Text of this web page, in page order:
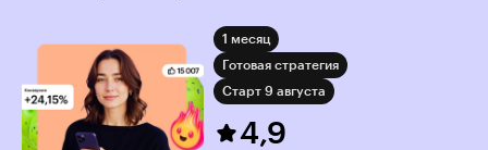
1 месяц
Готовая стратегия
Старт 9 августа
4,9